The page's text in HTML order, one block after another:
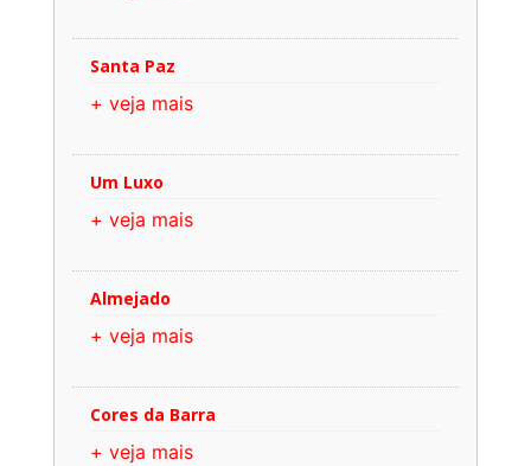
Santa Paz
+ veja mais
Um Luxo
+ veja mais
Almejado
+ veja mais
Cores da Barra
+ veja mais